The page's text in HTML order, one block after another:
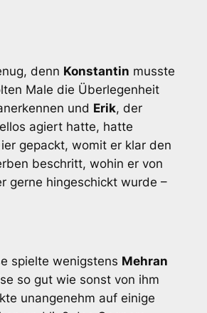
denn Konstantin musste
Male die Überlegenheit
und Erik, der
agiert hatte, hatte
gepackt, womit er klar den
beschritt, wohin er von
gerne hingeschickt wurde –
spielte wenigstens Mehran
so gut wie sonst von ihm
unangenehm auf einige